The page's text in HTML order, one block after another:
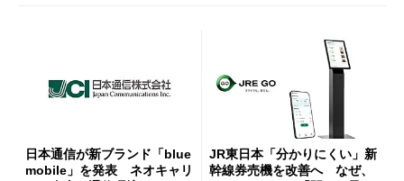
日本通信が新ブランド「blue
mobile」を発表 ネオキャリ
JR東日本「分かりにくい」新
幹線券売機を改善へ なぜ、